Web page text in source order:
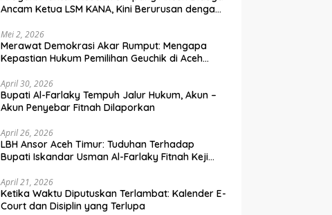
Ancam Ketua LSM KANA, Kini Berurusan dengan
Mei 2, 2026
Merawat Demokrasi Akar Rumput: Mengapa
Kepastian Hukum Pemilihan Geuchik di Aceh
April 30, 2026
Bupati Al-Farlaky Tempuh Jalur Hukum, Akun –
Akun Penyebar Fitnah Dilaporkan
April 26, 2026
LBH Ansor Aceh Timur: Tuduhan Terhadap
Bupati Iskandar Usman Al-Farlaky Fitnah Keji
April 21, 2026
Ketika Waktu Diputuskan Terlambat: Kalender E-
Court dan Disiplin yang Terlupa